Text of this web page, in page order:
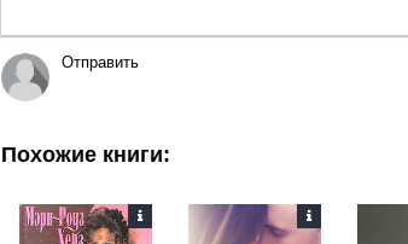
Отправить
Похожие книги: